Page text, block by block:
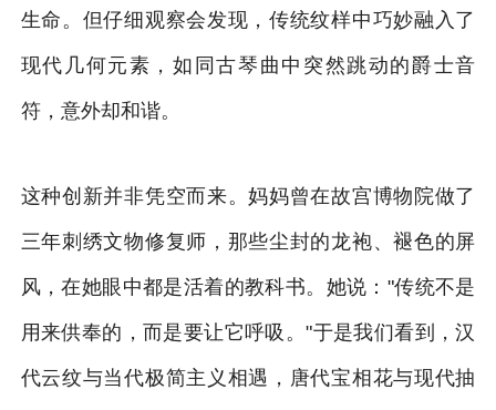
生命。但仔细观察会发现，传统纹样中巧妙融入了
现代几何元素，如同古琴曲中突然跳动的爵士音
符，意外却和谐。
这种创新并非凭空而来。妈妈曾在故宫博物院做了
三年刺绣文物修复师，那些尘封的龙袍、褪色的屏
风，在她眼中都是活着的教科书。她说："传统不是
用来供奉的，而是要让它呼吸。"于是我们看到，汉
代云纹与当代极简主义相遇，唐代宝相花与现代抽